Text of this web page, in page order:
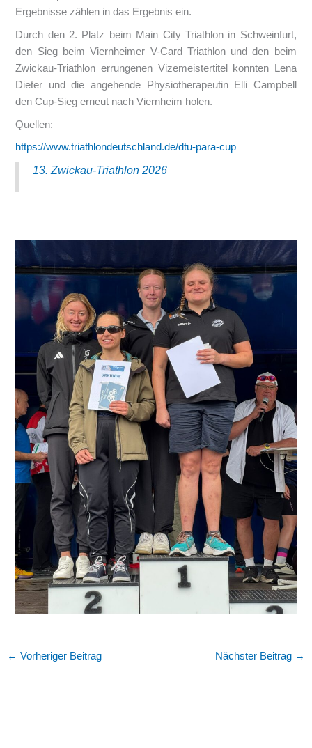
Ergebnisse zählen in das Ergebnis ein.
Durch den 2. Platz beim Main City Triathlon in Schweinfurt,
den Sieg beim Viernheimer V-Card Triathlon und den beim
Zwickau-Triathlon errungenen Vizemeistertitel konnten Lena
Dieter und die angehende Physiotherapeutin Elli Campbell
den Cup-Sieg erneut nach Viernheim holen.
Quellen:
https://www.triathlondeutschland.de/dtu-para-cup
13. Zwickau-Triathlon 2026
← Vorheriger Beitrag Nächster Beitrag →